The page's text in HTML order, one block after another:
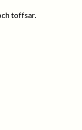
toffsar.